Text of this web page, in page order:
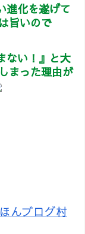
進化を遂げて
旨いので
ない！』と大
まった理由が
んブログ村